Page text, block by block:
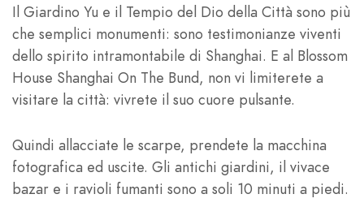
Il Giardino Yu e il Tempio del Dio della Città sono più
che semplici monumenti: sono testimonianze viventi
dello spirito intramontabile di Shanghai. E al Blossom
House Shanghai On The Bund, non vi limiterete a
visitare la città: vivrete il suo cuore pulsante.
Quindi allacciate le scarpe, prendete la macchina
fotografica ed uscite. Gli antichi giardini, il vivace
bazar e i ravioli fumanti sono a soli 10 minuti a piedi.